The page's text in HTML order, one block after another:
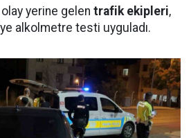
yerine gelen trafik ekipleri,
alkolmetre testi uyguladı.